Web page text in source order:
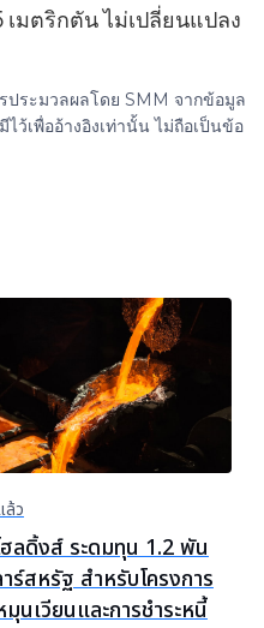
เมตริกตัน ไม่เปลี่ยนแปลง
ระมวลผลโดย SMM จากข้อมูล
เพื่ออ้างอิงเท่านั้น ไม่ถือเป็นข้อ
ล้ว
ฮลดิ้งส์ ระดมทุน 1.2 พัน
ร์สหรัฐ สำหรับโครงการ
นเวียนและการชำระหนี้